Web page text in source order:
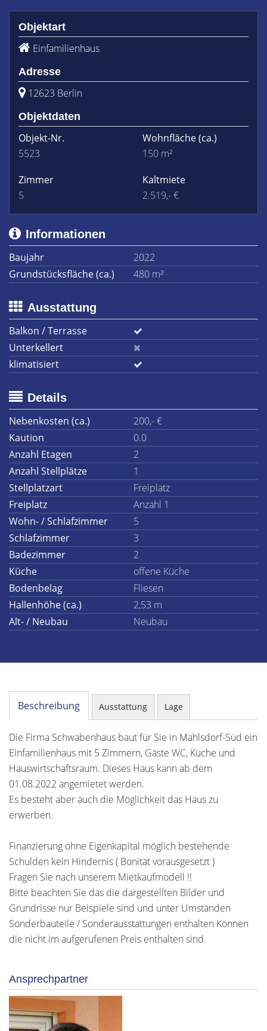
Objektart
Einfamilienhaus
Adresse
12623 Berlin
Objektdaten
Objekt-Nr.
5523
Wohnfläche(ca.)
150 m²
Zimmer
5
Kaltmiete
2.519,- €
Informationen
Baujahr
2022
Grundstücksfläche (ca.)
480 m²
Ausstattung
Balkon / Terrasse
Unterkellert
klimatisiert
Details
Nebenkosten (ca.)
200,- €
Kaution
0.0
Anzahl Etagen
2
Anzahl Stellplätze
1
Stellplatzart
Freiplatz
Freiplatz
Anzahl 1
Wohn- / Schlafzimmer
5
Schlafzimmer
3
Badezimmer
2
Küche
offene Küche
Bodenbelag
Fliesen
Hallenhöhe (ca.)
2,53 m
Alt- / Neubau
Neubau
Beschreibung Ausstattung Lage
Die Firma Schwabenhaus baut für Sie in Mahlsdorf-Süd ein
Einfamilienhaus mit 5 Zimmern, Gäste WC, Küche und
Hauswirtschaftsraum. Dieses Haus kann ab dem
01.08.2022 angemietet werden.
Es besteht aber auch die Möglichkeit das Haus zu
erwerben.
Finanzierung ohne Eigenkapital möglich bestehende
Schulden kein Hindernis ( Bonität vorausgesetzt )
Fragen Sie nach unserem Mietkaufmodell !!
Bitte beachten Sie das die dargestellten Bilder und
Grundrisse nur Beispiele sind und unter Umständen
Sonderbauteile / Sonderausstattungen enthalten Können
die nicht im aufgerufenen Preis enthalten sind.
Ansprechpartner